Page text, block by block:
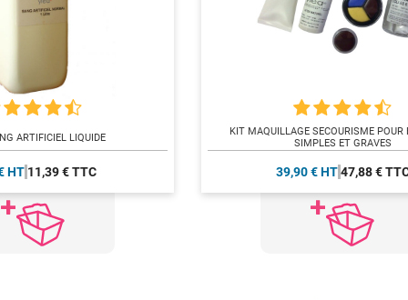
ARTIFICIEL LIQUIDE
HT 11,39 € TTC
KIT MAQUILLAGE SECOURISME POUR
SIMPLES ET GRAVES
39,90 € HT 47,88 €